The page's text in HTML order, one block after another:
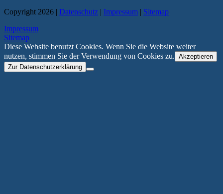
Copyright 2026 | Datenschutz | Impressum | Sitemap
Impressum
Sitemap
Diese Website benutzt Cookies. Wenn Sie die Website weiter
nutzen, stimmen Sie der Verwendung von Cookies zu. Akzeptieren
Zur Datenschutzerklärung